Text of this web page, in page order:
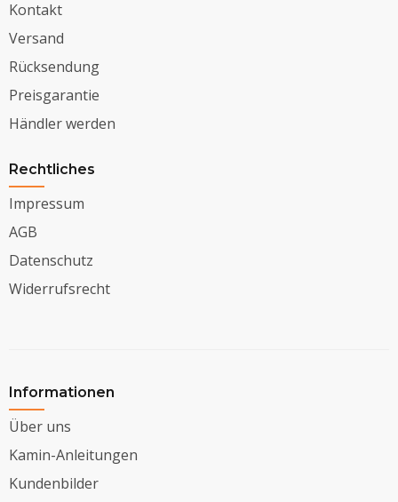
Kontakt
Versand
Rücksendung
Preisgarantie
Händler werden
Rechtliches
Impressum
AGB
Datenschutz
Widerrufsrecht
Informationen
Über uns
Kamin-Anleitungen
Kundenbilder